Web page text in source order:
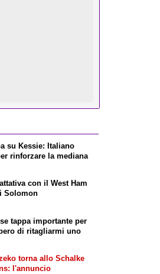
su Kessie: Italiano
rinforzare la mediana
con il West Ham
Solomon
tappa importante per
di ritagliarmi uno
torna allo Schalke
l'annuncio